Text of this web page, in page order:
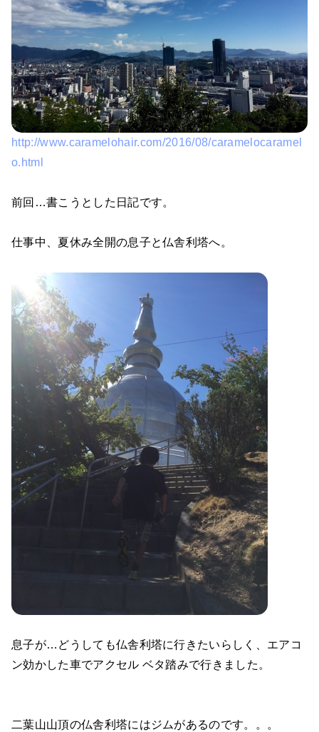
http://www.caramelohair.com/2016/08/caramelocaramel
o.html
前回…書こうとした日記です。
仕事中、夏休み全開の息子と仏舎利塔へ。
息子が…どうしても仏舎利塔に行きたいらしく、エアコ
ン効かした車でアクセル ベタ踏みで行きました。
二葉山山頂の仏舎利塔にはジムがあるのです。。。